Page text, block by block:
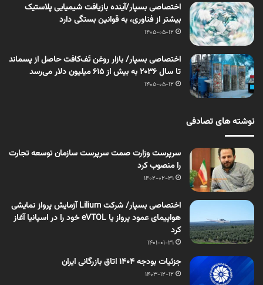
اختصاصی بسپار/آینده بازیافت شیمیایی پلاستیک
بیشتر از فناوری، به قوانین بستگی دارد
1405-05-12
اختصاصی بسپار/ بازار روغن تَف‌کافت حاصل از پسماند
تا سال ۲۰۳۶ به بیش از ۶۱۵ میلیون دلار می‌رسد
1405-05-12
نوشته های تصادفی
سرپرست وزارت صمت سرپرست سازمان توسعه تجارت
را منصوب کرد
1402-02-31
اختصاصی بسپار/ شرکت Lilium آزمایش پرواز نمایشی
هواپیمای عمود پرواز یا eVTOL خود را در اسپانیا آغاز
کرد
1401-01-31
جزئیات بودجه ۱۴۰۴ اتاق بازرگانی ایران
1403-12-12